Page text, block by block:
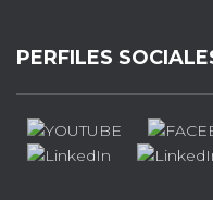
PERFILES